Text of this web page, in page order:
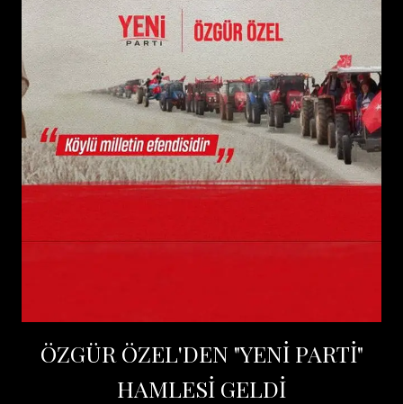
ÖZGÜR ÖZEL'DEN "YENİ PARTİ"
HAMLESİ GELDİ